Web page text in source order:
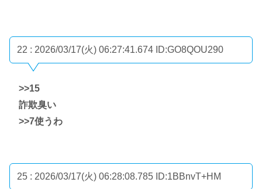
22 : 2026/03/17(火) 06:27:41.674 ID:GO8QOU290
>>15
詐欺臭い
>>7使うわ
25 : 2026/03/17(火) 06:28:08.785 ID:1BBnvT+HM